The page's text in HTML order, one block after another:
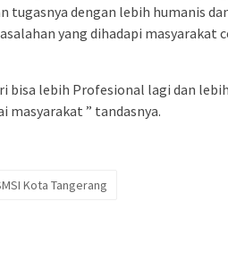
tugasnya dengan lebih humanis
yang dihadapi
bisa lebih Profesional lagi dan
masyarakat ” tandasnya.
Kota Tangerang